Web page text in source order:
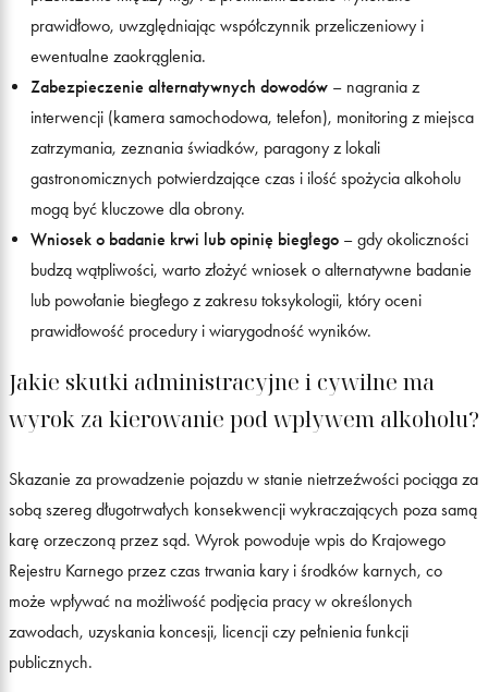
prawidłowo, uwzględniając współczynnik przeliczeniowy i
ewentualne zaokrąglenia.
Zabezpieczenie alternatywnych dowodów – nagrania z
interwencji (kamera samochodowa, telefon), monitoring z miejsca
zatrzymania, zeznania świadków, paragony z lokali
gastronomicznych potwierdzające czas i ilość spożycia alkoholu
mogą być kluczowe dla obrony.
Wniosek o badanie krwi lub opinię biegłego – gdy okoliczności
budzą wątpliwości, warto złożyć wniosek o alternatywne badanie
lub powołanie biegłego z zakresu toksykologii, który oceni
prawidłowość procedury i wiarygodność wyników.
Jakie skutki administracyjne i cywilne ma
wyrok za kierowanie pod wpływem alkoholu?
Skazanie za prowadzenie pojazdu w stanie nietrzeźwości pociąga za
sobą szereg długotrwałych konsekwencji wykraczających poza samą
karę orzeczoną przez sąd. Wyrok powoduje wpis do Krajowego
Rejestru Karnego przez czas trwania kary i środków karnych, co
może wpływać na możliwość podjęcia pracy w określonych
zawodach, uzyskania koncesji, licencji czy pełnienia funkcji
publicznych.